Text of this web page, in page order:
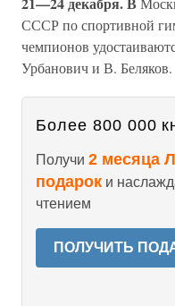
СССР по спортивной
чемпионов
Урбанович и В. Беляков.
Более 800 000
Получи 2 месяца
подарок и
чтением
ПОЛУЧИТЬ